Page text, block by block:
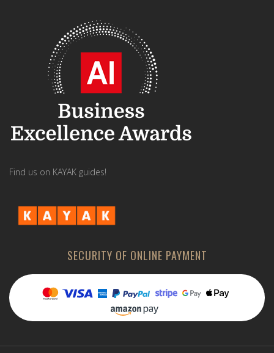
Find us on KAYAK guides!
SECURITY OF ONLINE PAYMENT